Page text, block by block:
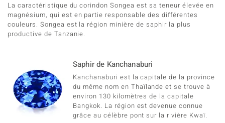
La caractéristique du corindon Songea est sa teneur élevée en
magnésium, qui est en partie responsable des différentes
couleurs. Songea est la région minière de saphir la plus
productive de Tanzanie.
Saphir de Kanchanaburi
Kanchanaburi est la capitale de la province
du même nom en Thaïlande et se trouve à
environ 130 kilomètres de la capitale
Bangkok. La région est devenue connue
grâce au célèbre pont sur la rivière Kwaï.